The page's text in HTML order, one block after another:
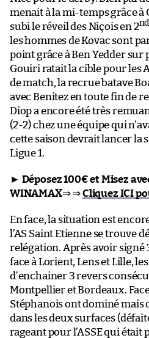
menait à la mi-temps grâce à
subi le réveil des Niçois en 2
les hommes de Kovac sont
point grâce à Ben Yedder sur
Gouiri ratait la cible pour les
de match, la recrue batave
avec Benitez en toute fin de
Diop a encore été très
(2-2) chez une équipe qui
cette saison devrait lancer la
Ligue 1.
► Déposez 100€ et Misez
WINAMAX⇒ ⇒Cliquez ICI
En face, la situation est
l’AS Saint Etienne se trouve
relégation. Après avoir signé
face à Lorient, Lens et Lille,
d’enchainer 3 revers
Montpellier et Bordeaux.
Stéphanois ont dominé mais
dans les deux surfaces
rageant pour l’ASSE qui était